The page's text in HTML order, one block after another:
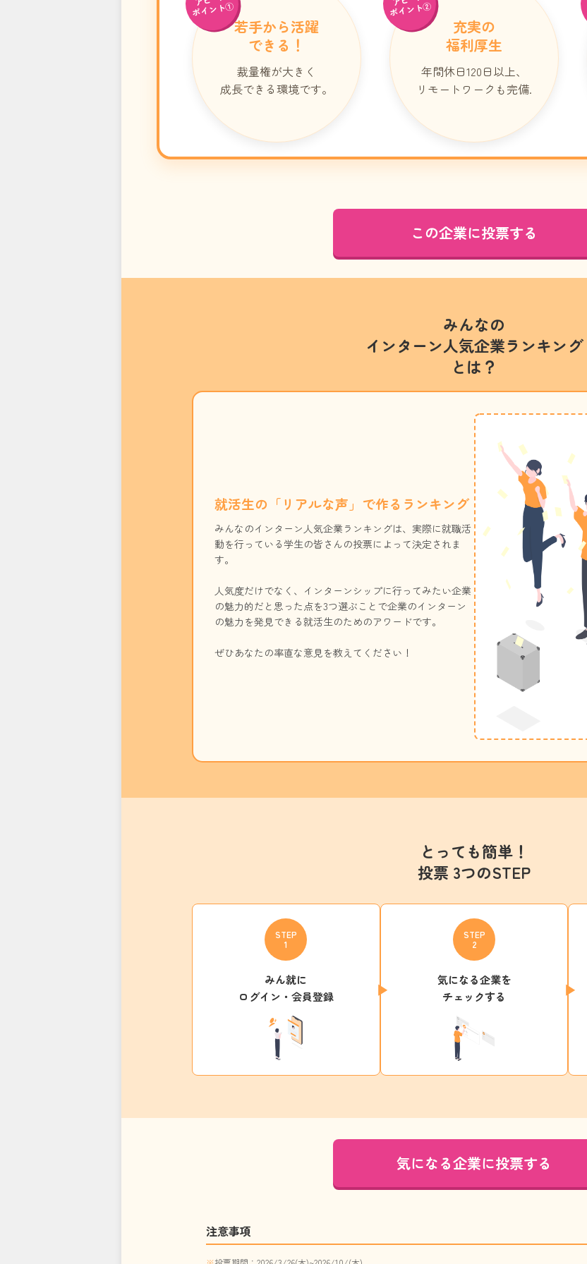
ポイント①
若手から活躍
できる！
裁量権が大きく
成長できる環境です。
ポイント②
充実の
福利厚生
年間休日120日以上、
リモートワークも完備.
この企業に投票する
みんなの
インターン人気企業ランキング
とは？
就活生の「リアルな声」で作るランキング
みんなのインターン人気企業ランキングは、実際に就職活
動を行っている学生の皆さんの投票によって決定されま
す。
人気度だけでなく、インターンシップに行ってみたい企業
の魅力的だと思った点を3つ選ぶことで企業のインターン
の魅力を発見できる就活生のためのアワードです。
ぜひあなたの率直な意見を教えてください！
とっても簡単！
投票 3つのSTEP
STEP
1
みん就に
ログイン・会員登録
STEP
2
気になる企業を
チェックする
気になる企業に投票する
注意事項